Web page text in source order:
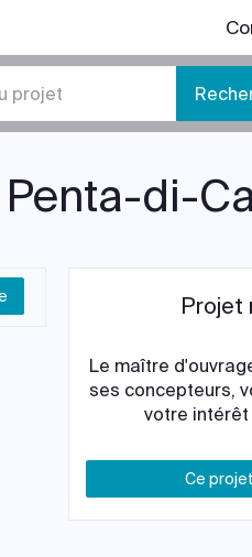
di-
Projet
Le maître
ses concepteurs,
votre intérêt
Ce